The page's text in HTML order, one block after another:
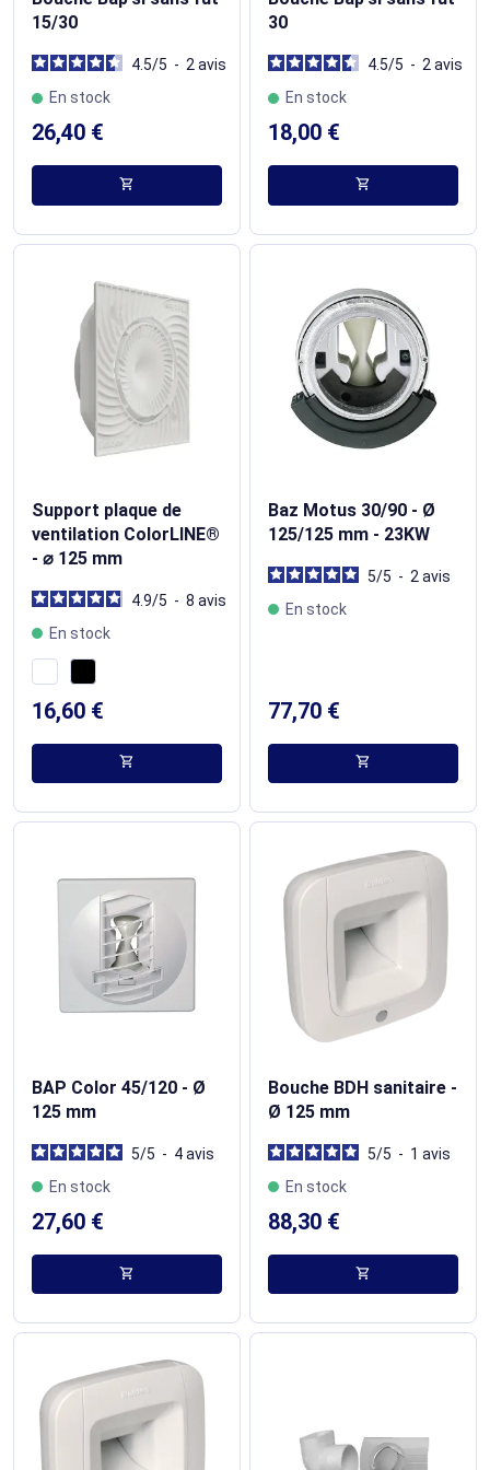
15/30
4.5/5 - 2 avis
En stock
26,40 €
shopping_cart
30
4.5/5 - 2 avis
En stock
18,00 €
shopping_cart
Support plaque de
ventilation ColorLINE®
- ⌀ 125 mm
4.9/5 - 8 avis
En stock
16,60 €
shopping_cart
Baz Motus 30/90 - Ø
125/125 mm - 23KW
5/5 - 2 avis
En stock
77,70 €
shopping_cart
BAP Color 45/120 - Ø
125 mm
5/5 - 4avis
En stock
27,60 €
shopping_cart
Bouche BDH sanitaire -
Ø 125 mm
5/5 - 1 avis
En stock
88,30 €
shopping_cart